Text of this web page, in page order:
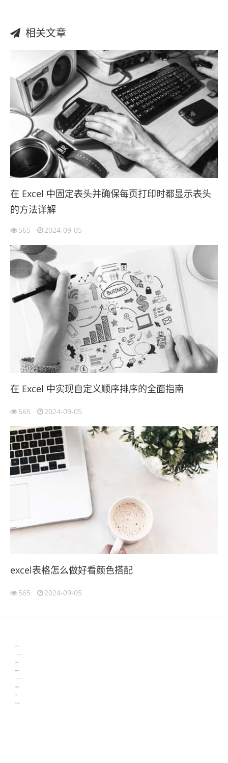
相关文章
在 Excel 中固定表头并确保每页打印时都显示表头
的方法详解
565 2024-09-05
在 Excel 中实现自定义顺序排序的全面指南
565 2024-09-05
excel表格怎么做好看颜色搭配
565 2024-09-05